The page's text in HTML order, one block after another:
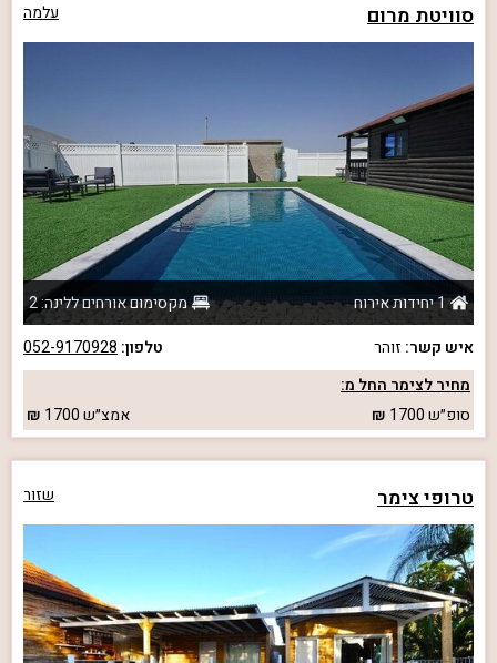
סוויטת מרום עלמה
1 יחידות אירוח
מקסימום אורחים ללינה: 2
איש קשר: זוהר טלפון: 052-9170928
מחיר לצימר החל מ:
סופ״ש1700 אמצ״ש1700
טרופי צימר שזור